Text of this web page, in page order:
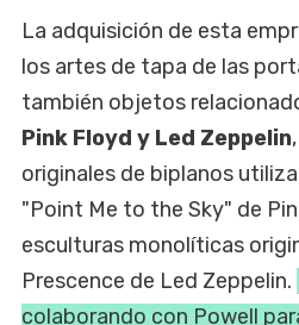
La adquisición de esta
los artes de tapa de las
también objetos
Pink Floyd y Led Zeppelin
originales de biplanos
"Point Me to the Sky" de
esculturas monolíticas
Prescence de Led Zeppelin.
colaborando con Powell